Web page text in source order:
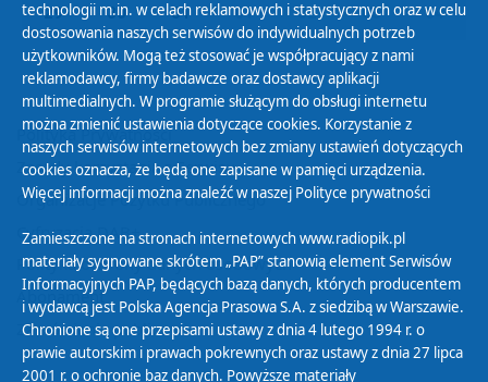
29 30 31 01 02 03 04
Polityka Prywatności
Zasady korzystania z Serwisu
Organizacje Pożytku Publicznego
Cyfryzacja DAB+
Polityka ochrony danych osobowych
Abonament
Zamówienia publiczne
technologii m.in. w celach reklamowych i statystycznych oraz w celu
dostosowania naszych serwisów do indywidualnych potrzeb
użytkowników. Mogą też stosować je współpracujący z nami
reklamodawcy, firmy badawcze oraz dostawcy aplikacji
multimedialnych. W programie służącym do obsługi internetu
można zmienić ustawienia dotyczące cookies. Korzystanie z
naszych serwisów internetowych bez zmiany ustawień dotyczących
cookies oznacza, że będą one zapisane w pamięci urządzenia.
Więcej informacji można znaleźć w naszej Polityce prywatności
Zamieszczone na stronach internetowych www.radiopik.pl
materiały sygnowane skrótem „PAP” stanowią element Serwisów
Informacyjnych PAP, będących bazą danych, których producentem
i wydawcą jest Polska Agencja Prasowa S.A. z siedzibą w Warszawie.
Chronione są one przepisami ustawy z dnia 4 lutego 1994 r. o
prawie autorskim i prawach pokrewnych oraz ustawy z dnia 27 lipca
2001 r. o ochronie baz danych. Powyższe materiały